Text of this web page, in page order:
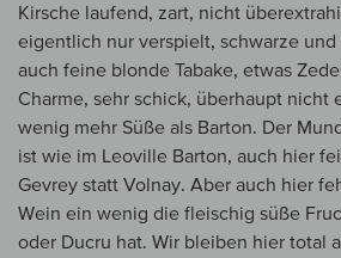
Kirsche laufend, zart, nicht
eigentlich nur verspielt, schwarze und
auch feine blonde Tabake, etwas
Charme, sehr schick, überhaupt nicht
wenig mehr Süße als Barton. Der
ist wie im Leoville Barton, auch hier
Gevrey statt Volnay. Aber auch hier
Wein ein wenig die fleischig süße
oder Ducru hat. Wir bleiben hier total